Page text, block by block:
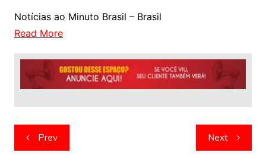
Notícias ao Minuto Brasil – Brasil
Read More
Navegação
de
Prev Next